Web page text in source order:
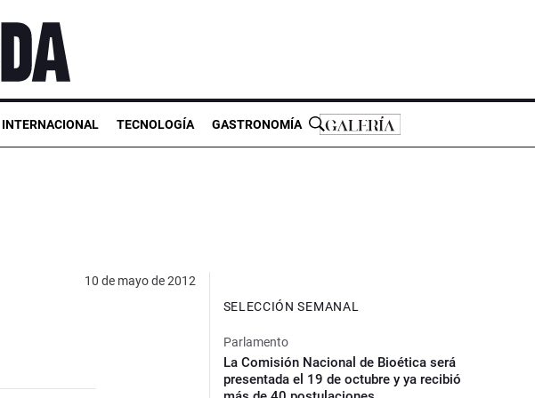
INTERNACIONAL TECNOLOGÍA GASTRONOMÍA
10 de mayo de 2012
SELECCIÓN SEMANAL
Parlamento
La Comisión Nacional de Bioética será
presentada el 19 de octubre y ya recibió